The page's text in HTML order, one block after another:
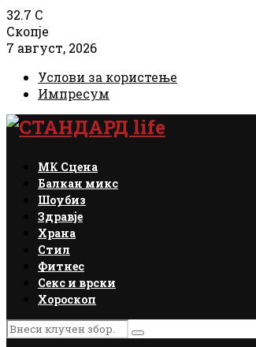
32.7 C
Скопје
7 август, 2026
Услови за користење
Импресум
Facebook
Instagram
Email
Rss
МК Сцена
Балкан микс
Шоубиз
Здравје
Храна
Стил
Фитнес
Секс и врски
Хороскоп
Search
for:
Search